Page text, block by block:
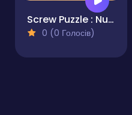
Screw Puzzle : Nuts & Bolts
0 (0 Голосів)